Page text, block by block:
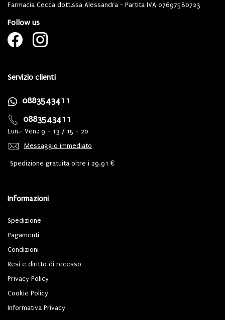
Farmacia Cecca dott.ssa Alessandra - Partita IVA 07697580723
Follow us
Servizio clienti
0883543411
0883543411
Lun.- Ven.: 9 - 13 / 15 - 20
Messaggio immediato
Spedizione gratuita oltre i 29,91 €
Informazioni
Spedizione
Pagamenti
Condizioni
Resi e diritto di recesso
Privacy Policy
Cookie Policy
Informativa Privacy